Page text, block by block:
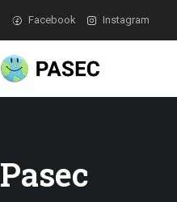
Facebook Instagram
Pasec